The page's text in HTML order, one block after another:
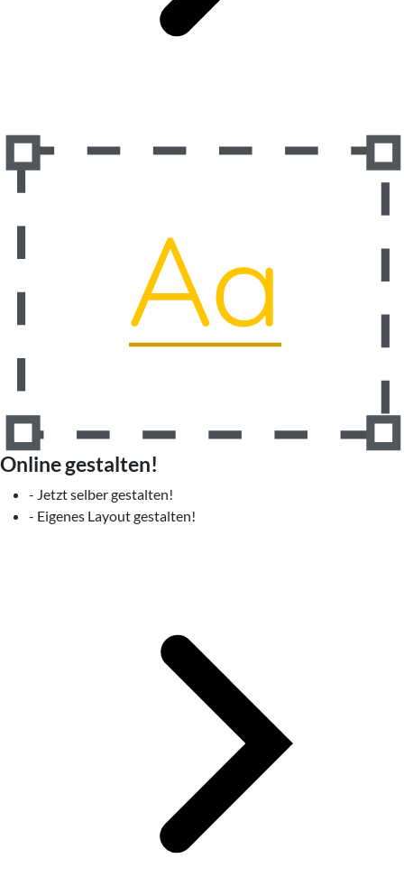
Online gestalten!
- Jetzt selber gestalten!
- Eigenes Layout gestalten!